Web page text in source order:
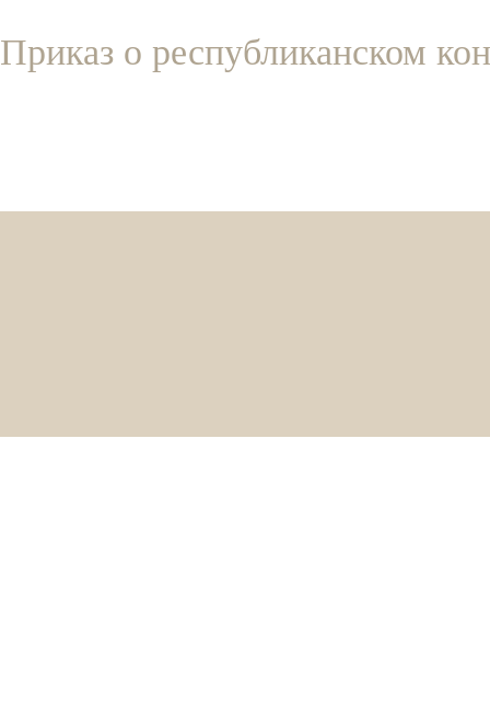
Приказ о республиканском